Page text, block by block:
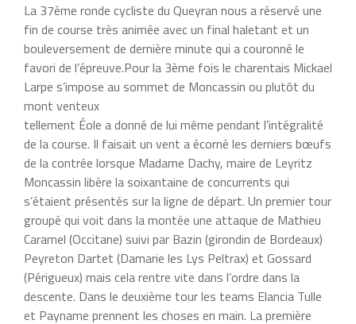
La 37ème ronde cycliste du Queyran nous a réservé une
fin de course très animée avec un final haletant et un
bouleversement de dernière minute qui a couronné le
favori de l’épreuve.Pour la 3ème fois le charentais Mickael
Larpe s’impose au sommet de Moncassin ou plutôt du
mont venteux
tellement Éole a donné de lui même pendant l’intégralité
de la course. Il faisait un vent a écorné les derniers bœufs
de la contrée lorsque Madame Dachy, maire de Leyritz
Moncassin libère la soixantaine de concurrents qui
s’étaient présentés sur la ligne de départ. Un premier tour
groupé qui voit dans la montée une attaque de Mathieu
Caramel (Occitane) suivi par Bazin (girondin de Bordeaux)
Peyreton Dartet (Damarie les Lys Peltrax) et Gossard
(Périgueux) mais cela rentre vite dans l’ordre dans la
descente. Dans le deuxième tour les teams Elancia Tulle
et Payname prennent les choses en main. La première